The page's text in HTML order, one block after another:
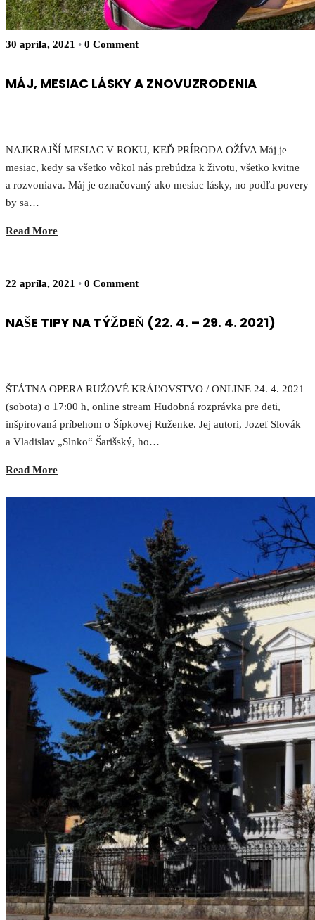
30 apríla, 2021 • 0 Comment
MÁJ, MESIAC LÁSKY A ZNOVUZRODENIA
NAJKRAJŠÍ MESIAC V ROKU, KEĎ PRÍRODA OŽÍVA Máj je
mesiac, kedy sa všetko vôkol nás prebúdza k životu, všetko kvitne
a rozvoniava. Máj je označovaný ako mesiac lásky, no podľa povery
by sa…
Read More
22 apríla, 2021 • 0 Comment
NAŠE TIPY NA TÝŽDEŇ (22. 4. – 29. 4. 2021)
ŠTÁTNA OPERA RUŽOVÉ KRÁĽOVSTVO / ONLINE 24. 4. 2021
(sobota) o 17:00 h, online stream Hudobná rozprávka pre deti,
inšpirovaná príbehom o Šípkovej Ruženke. Jej autori, Jozef Slovák
a Vladislav „Slnko“ Šarišský, ho…
Read More